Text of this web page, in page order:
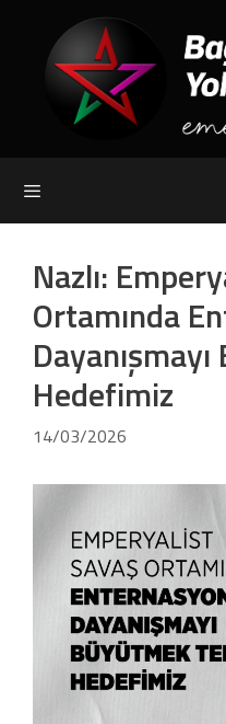
content
Nazlı:
Ortamında
Hedefimiz
14/03/2026